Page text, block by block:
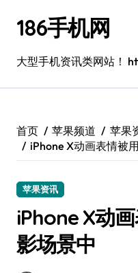
186手机网
大型手机资讯类网站！
首页 苹果频道 苹果
iPhone X动画表情被
苹果资讯
iPhone X动
影场景中